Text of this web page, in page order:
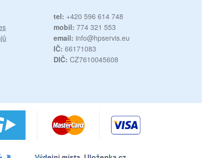
tel: +420 596 614 748
mobil: 774 321 553
email: info@hpservis.eu
IČ: 66171083
DIČ: CZ7610045608